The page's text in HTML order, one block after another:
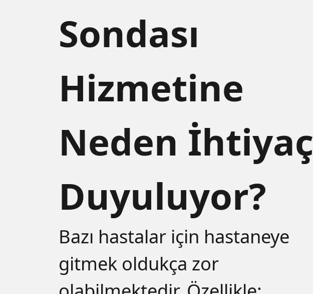
Sondası
Hizmetine
Neden İhtiyaç
Duyuluyor?
Bazı hastalar için hastaneye
gitmek oldukça zor